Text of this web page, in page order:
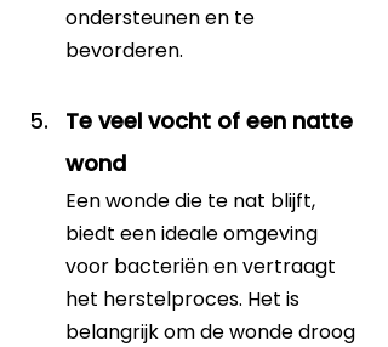
ondersteunen en te
bevorderen.
Te veel vocht of een natte
wond
Een wonde die te nat blijft,
biedt een ideale omgeving
voor bacteriën en vertraagt
het herstelproces. Het is
belangrijk om de wonde droog